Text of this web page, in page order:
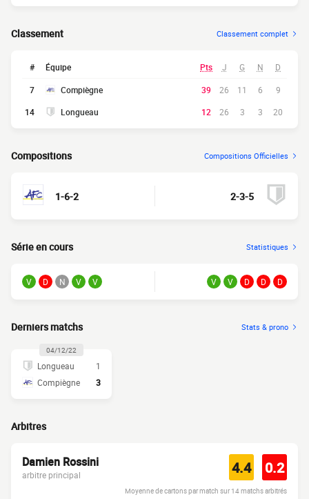
Classement Classement complet
# Équipe Pts J G N D
7 Compiègne 39 26 11 6
9
14
Longueau 12 26 3 3 20
Compositions Compositions Officielles
1-6-2 2-3-5
Série en cours Statistiques
V D N V V V V D D D
Derniers matchs Stats & prono
04/12/22
Longueau
1
Compiègne
3
Arbitres
Damien Rossini
arbitre principal 4.4 0.2
Moyenne de cartons par match sur 14 matchs arbitrés